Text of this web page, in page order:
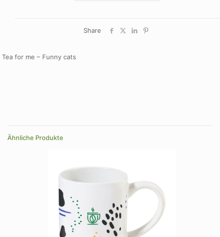
Share
Tea for me – Funny cats
Ähnliche Produkte